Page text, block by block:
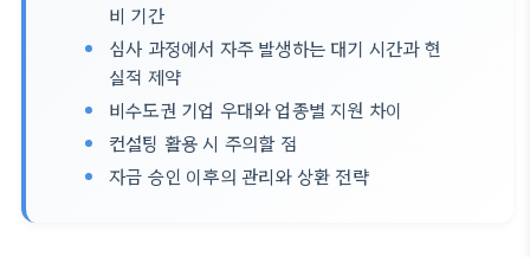
비 기간
심사 과정에서 자주 발생하는 대기 시간과 현
실적 제약
비수도권 기업 우대와 업종별 지원 차이
컨설팅 활용 시 주의할 점
자금 승인 이후의 관리와 상환 전략